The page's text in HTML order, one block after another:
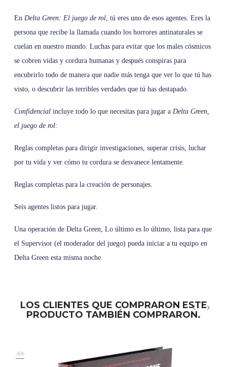
En Delta Green: El juego de rol, tú eres uno de esos agentes. Eres la
persona que recibe la llamada cuando los horrores antinaturales se
cuelan en nuestro mundo. Luchas para evitar que los males cósmicos
se cobren vidas y cordura humanas y después conspiras para
encubrirlo todo de manera que nadie más tenga que ver lo que tú has
visto, o descubrir las terribles verdades que tú has destapado.
Confidencial incluye todo lo que necesitas para jugar a Delta Green,
el juego de rol:
Reglas completas para dirigir investigaciones, superar crisis, luchar
por tu vida y ver cómo tu cordura se desvanece lentamente.
Reglas completas para la creación de personajes.
Seis agentes listos para jugar.
Una operación de Delta Green, Lo último es lo último, lista para que
el Supervisor (el moderador del juego) pueda iniciar a tu equipo en
Delta Green esta misma noche.
LOS CLIENTES QUE COMPRARON ESTE
PRODUCTO TAMBIÉN COMPRARON.
-5%